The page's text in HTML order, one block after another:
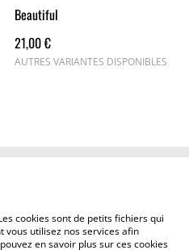
Beautiful
21,00 €
AUTRES VARIANTES DISPONIBLES
cookies sont de petits fichiers qui
vous utilisez nos services afin
en savoir plus sur ces cookies